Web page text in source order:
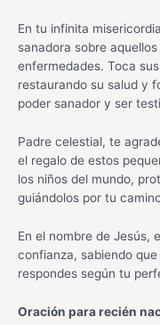
En tu infinita
sanadora sobre
enfermedades. Toca
restaurando su salud y
poder sanador y ser
Padre celestial, te
el regalo de estos
los niños del mundo,
guiándolos por tu
En el nombre de Jesús,
confianza, sabiendo
respondes según tu
Oración para recién